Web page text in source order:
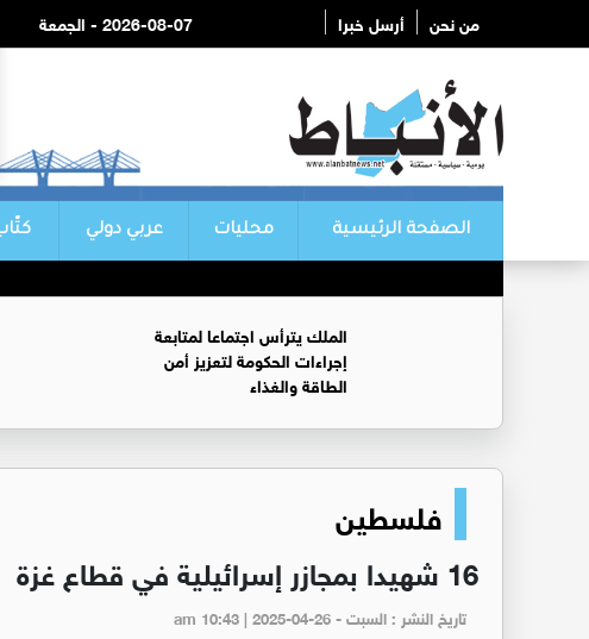
من نحن أرسل خبرا 2026-08-07 - الجمعة
الصفحة الرئيسية محليات عربي دولي
الملك يترأس اجتماعا لمتابعة
إجراءات الحكومة لتعزيز أمن
الطاقة والغذاء
فلسطين
16 شهيدا بمجازر إسرائيلية في قطاع غزة
تاريخ النشر : السبت - am 10:43 | 2025-04-26